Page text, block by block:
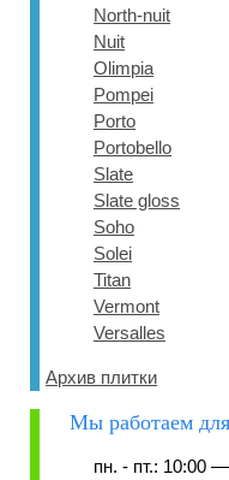
North-nuit
Nuit
Olimpia
Pompei
Porto
Portobello
Slate
Slate gloss
Soho
Solei
Titan
Vermont
Versalles
Архив плитки
Мы работаем
пн. - пт.: 10:00